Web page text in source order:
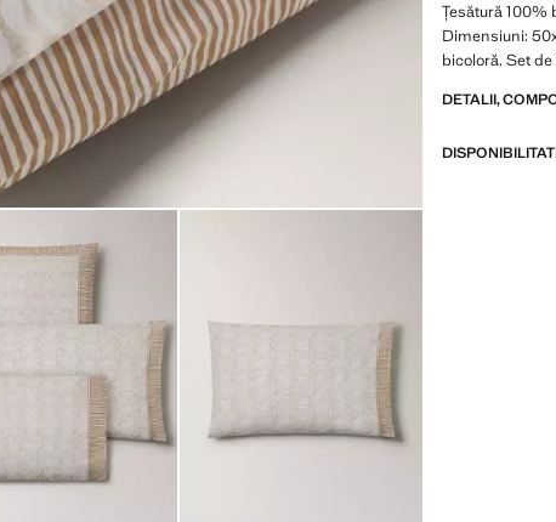
Țesătură 100%
Dimensiuni:
bicoloră. Set
DETALII,